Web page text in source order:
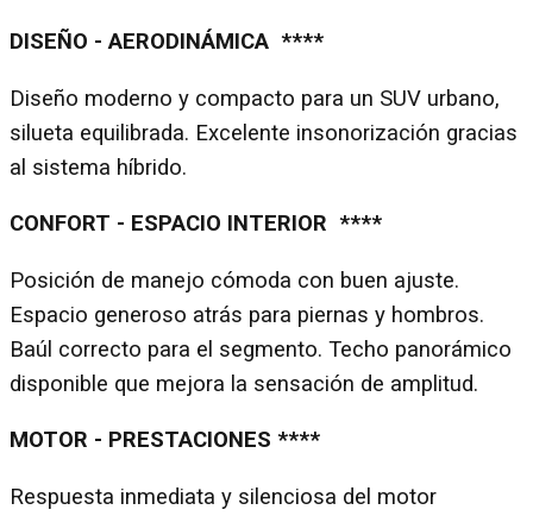
DISEÑO - AERODINÁMICA ****
Diseño moderno y compacto para un SUV urbano,
silueta equilibrada. Excelente insonorización gracias
al sistema híbrido.
CONFORT - ESPACIO INTERIOR ****
Posición de manejo cómoda con buen ajuste.
Espacio generoso atrás para piernas y hombros.
Baúl correcto para el segmento. Techo panorámico
disponible que mejora la sensación de amplitud.
MOTOR - PRESTACIONES ****
Respuesta inmediata y silenciosa del motor